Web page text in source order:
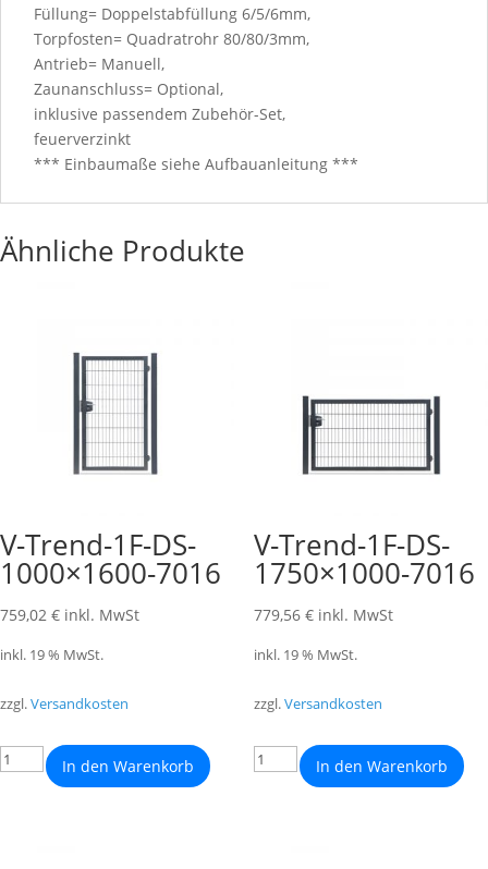
Füllung= Doppelstabfüllung 6/5/6mm,
Torpfosten= Quadratrohr 80/80/3mm,
Antrieb= Manuell,
Zaunanschluss= Optional,
inklusive passendem Zubehör-Set,
feuerverzinkt
*** Einbaumaße siehe Aufbauanleitung ***
Ähnliche Produkte
V-Trend-1F-DS-
1000×1600-7016
759,02 € inkl. MwSt
inkl. 19 % MwSt.
zzgl.Versandkosten
In den Warenkorb
V-Trend-1F-DS-
1750×1000-7016
779,56 € inkl. MwSt
inkl. 19 % MwSt.
zzgl.Versandkosten
In den Warenkorb